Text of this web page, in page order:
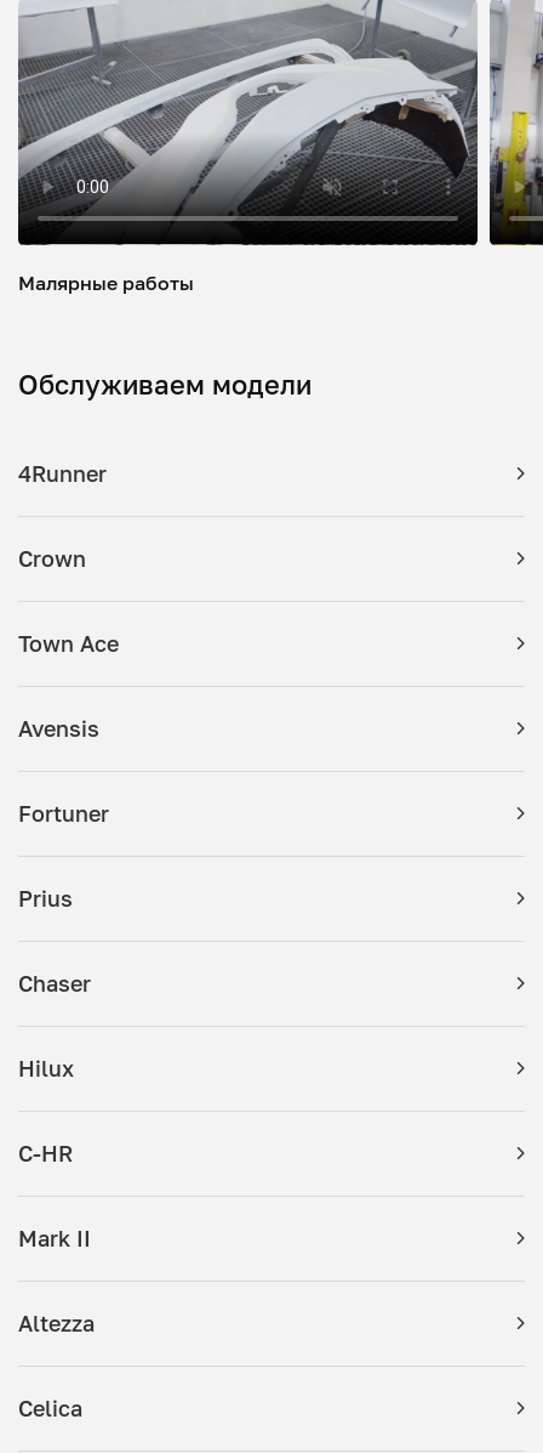
Малярные работы
Обслуживаем модели
4Runner
Crown
Town Ace
Avensis
Fortuner
Prius
Chaser
Hilux
C-HR
Mark II
Altezza
Celica